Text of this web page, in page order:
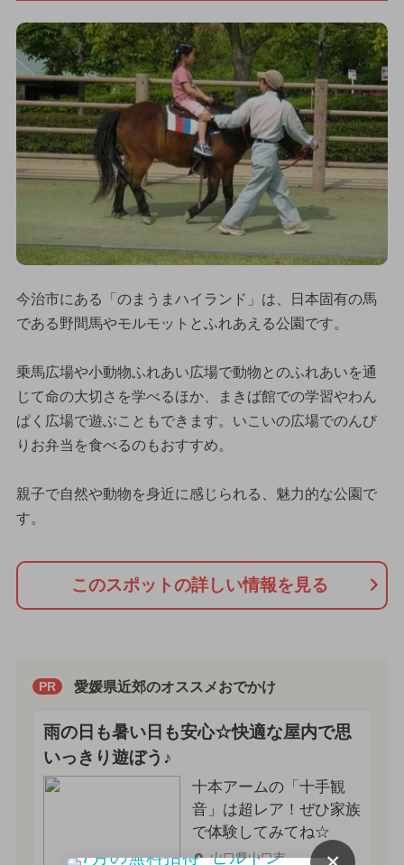
今治市にある「のまうまハイランド」は、日本固有の馬
である野間馬やモルモットとふれあえる公園です。
乗馬広場や小動物ふれあい広場で動物とのふれあいを通
じて命の大切さを学べるほか、まきば館での学習やわん
ぱく広場で遊ぶこともできます。いこいの広場でのんび
りお弁当を食べるのもおすすめ。
親子で自然や動物を身近に感じられる、魅力的な公園で
す。
このスポットの詳しい情報を見る
PR 愛媛県近郊のオススメおでかけ
雨の日も暑い日も安心☆快適な屋内で思
いっきり遊ぼう♪
十本アームの「十手観
音」は超レア！ぜひ家族
で体験してみてね☆
山口県山口市